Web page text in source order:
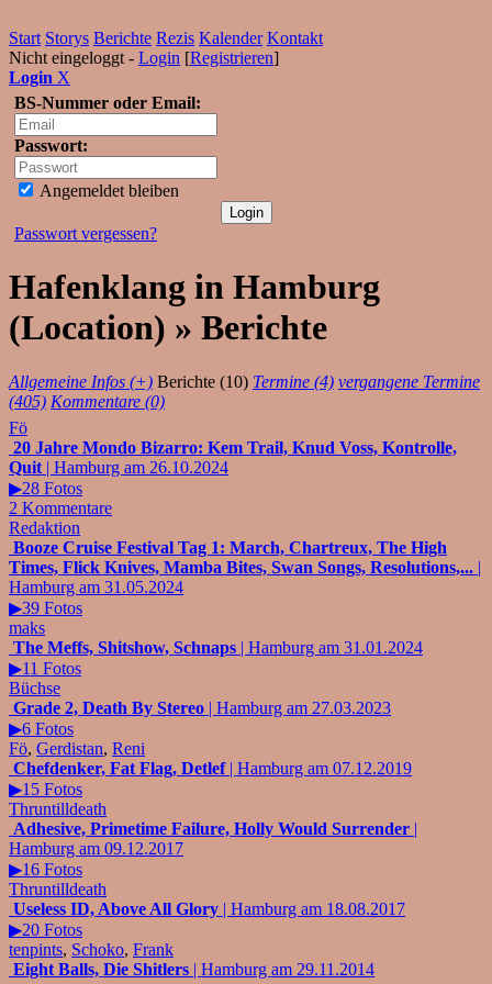
Start Storys Berichte Rezis Kalender Kontakt
Nicht eingeloggt - Login [Registrieren]
Login X
BS-Nummer oder Email:
Passwort:
Angemeldet bleiben
Passwort vergessen?
Hafenklang in Hamburg
(Location) » Berichte
Allgemeine Infos (+) Berichte (10) Termine (4) vergangene Termine
(405) Kommentare (0)
Fö
20 Jahre Mondo Bizarro: Kem Trail, Knud Voss, Kontrolle,
Quit | Hamburg am 26.10.2024
▶28 Fotos
2 Kommentare
Redaktion
Booze Cruise Festival Tag 1: March, Chartreux, The High
Times, Flick Knives, Mamba Bites, Swan Songs, Resolutions,... |
Hamburg am 31.05.2024
▶39 Fotos
maks
The Meffs, Shitshow, Schnaps | Hamburg am 31.01.2024
▶11 Fotos
Büchse
Grade 2, Death By Stereo | Hamburg am 27.03.2023
▶6 Fotos
Fö, Gerdistan, Reni
Chefdenker, Fat Flag, Detlef| Hamburg am 07.12.2019
▶15 Fotos
Thruntilldeath
Adhesive, Primetime Failure, Holly Would Surrender |
Hamburg am 09.12.2017
▶16 Fotos
Thruntilldeath
Useless ID, Above All Glory | Hamburg am 18.08.2017
▶20 Fotos
tenpints, Schoko, Frank
Eight Balls, Die Shitlers | Hamburg am 29.11.2014